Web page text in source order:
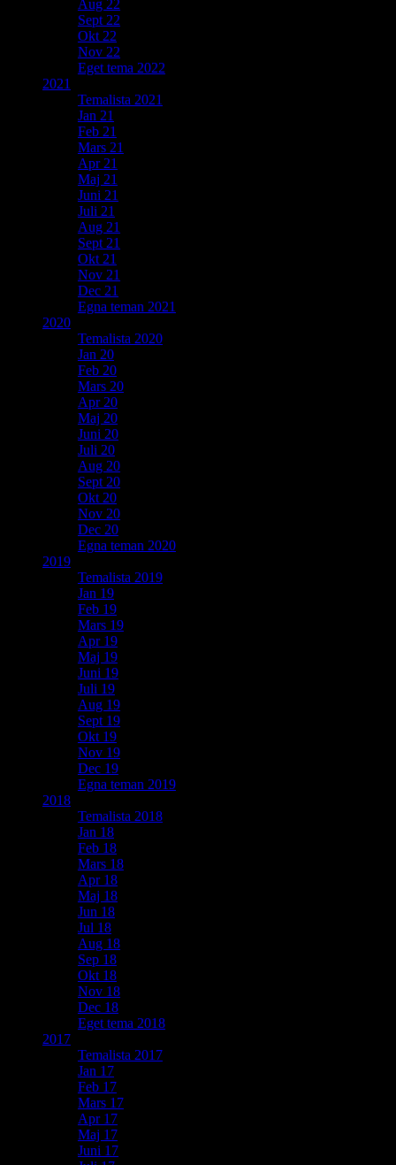
Aug 22
Sept 22
Okt 22
Nov 22
Eget tema 2022
2021
Temalista 2021
Jan 21
Feb 21
Mars 21
Apr 21
Maj 21
Juni 21
Juli 21
Aug 21
Sept 21
Okt 21
Nov 21
Dec 21
Egna teman 2021
2020
Temalista 2020
Jan 20
Feb 20
Mars 20
Apr 20
Maj 20
Juni 20
Juli 20
Aug 20
Sept 20
Okt 20
Nov 20
Dec 20
Egna teman 2020
2019
Temalista 2019
Jan 19
Feb 19
Mars 19
Apr 19
Maj 19
Juni 19
Juli 19
Aug 19
Sept 19
Okt 19
Nov 19
Dec 19
Egna teman 2019
2018
Temalista 2018
Jan 18
Feb 18
Mars 18
Apr 18
Maj 18
Jun 18
Jul 18
Aug 18
Sep 18
Okt 18
Nov 18
Dec 18
Eget tema 2018
2017
Temalista 2017
Jan 17
Feb 17
Mars 17
Apr 17
Maj 17
Juni 17